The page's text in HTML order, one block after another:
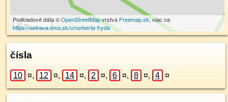
30 m
Podkladové dáta ©OpenStreetMapvrstva Freemap.sk, viac na
https://ostrava.oma.sk/u/norberta-fryda
čísla
10 ¤, 12 ¤, 14 ¤, 2 ¤, 6 ¤, 8 ¤, 4 ¤